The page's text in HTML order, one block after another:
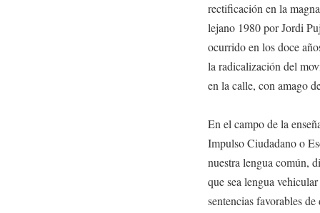
rectificación en la
lejano 1980 por Jordi
ocurrido en los doce
la radicalización del
en la calle, con amago
En el campo de la
Impulso Ciudadano o
nuestra lengua común,
que sea lengua
sentencias favorables